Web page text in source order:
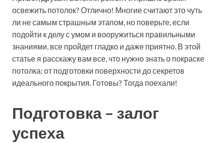
освежить потолок? Отлично! Многие считают это чуть
ли не самым страшным этапом, но поверьте, если
подойти к делу с умом и вооружиться правильными
знаниями, все пройдет гладко и даже приятно. В этой
статье я расскажу вам все, что нужно знать о покраске
потолка: от подготовки поверхности до секретов
идеального покрытия. Готовы? Тогда поехали!
Подготовка – залог
успеха